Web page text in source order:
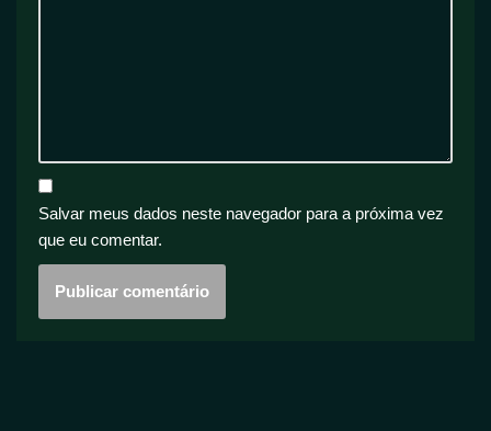
Salvar meus dados neste navegador para a próxima vez
que eu comentar.